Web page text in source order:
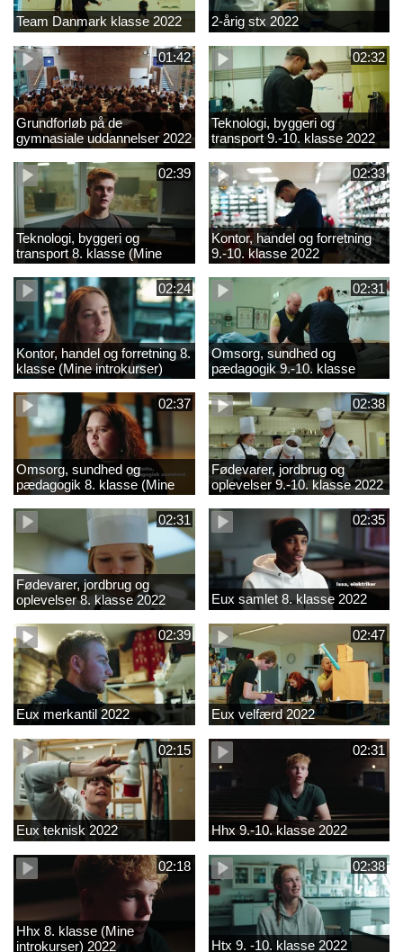
Team Danmark klasse 2022 2-årig stx 2022
01:42
Grundforløb på de
gymnasiale uddannelser 2022
02:32
Teknologi, byggeri og
transport 9.-10. klasse 2022
02:39
Teknologi, byggeri og
transport 8. klasse (Mine
introkurser) 2022
02:33
Kontor, handel og forretning
9.-10. klasse 2022
02:24
Kontor, handel og forretning 8.
klasse (Mine introkurser)
2022
02:31
Omsorg, sundhed og
pædagogik 9.-10. klasse
2022
02:37
Omsorg, sundhed og
pædagogik 8. klasse (Mine
introkurser) 2022
02:38
Fødevarer, jordbrug og
oplevelser 9.-10. klasse 2022
02:31
Fødevarer, jordbrug og
oplevelser 8. klasse 2022
02:35
Eux samlet 8. klasse 2022
02:39
Eux merkantil 2022
02:47
Eux velfærd 2022
02:15
Eux teknisk 2022
02:31
Hhx 9.-10. klasse 2022
02:18
Hhx 8. klasse (Mine
introkurser) 2022
02:38
Htx 9. -10. klasse 2022